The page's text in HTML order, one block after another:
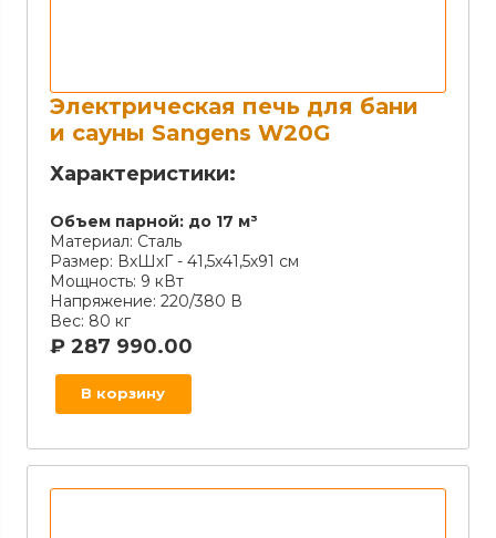
Электрическая печь для бани
и сауны Sangens W20G
Характеристики:
Объем парной: до 17 м³
Материал: Сталь
Размер: ВхШхГ - 41,5х41,5х91 см
Мощность: 9 кВт
Напряжение: 220/380 В
Вес: 80 кг
₽ 287 990.00
В корзину